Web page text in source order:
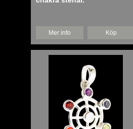
Mer info Köp